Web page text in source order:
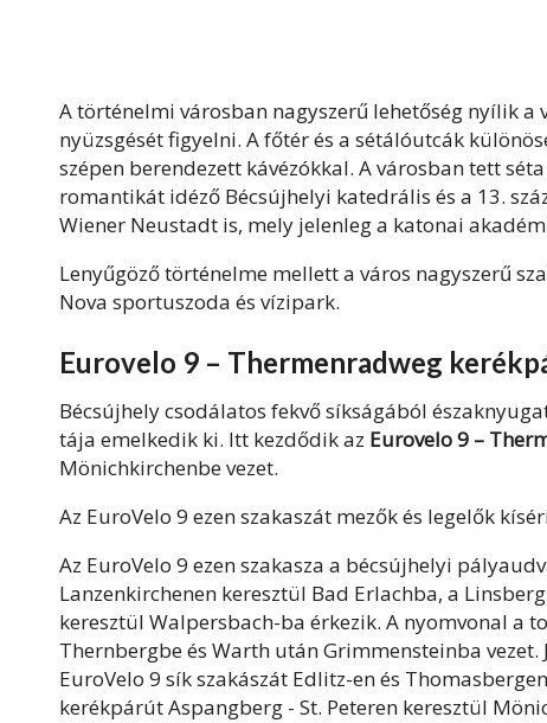
A történelmi városban nagyszerű lehetőség nyílik a
nyüzsgését figyelni. A főtér és a sétálóutcák
szépen berendezett kávézókkal. A városban tett
romantikát idéző Bécsújhelyi katedrális és a 13.
Wiener Neustadt is, mely jelenleg a katonai
Lenyűgöző történelme mellett a város nagyszerű
Nova sportuszoda és vízipark.
Eurovelo 9 – Thermenradweg
Bécsújhely csodálatos fekvő síkságából
tája emelkedik ki. Itt kezdődik az Eurovelo 9 –
Mönichkirchenbe vezet.
Az EuroVelo 9 ezen szakaszát mezők és legelők
Az EuroVelo 9 ezen szakasza a bécsújhelyi
Lanzenkirchenen keresztül Bad Erlachba, a
keresztül Walpersbach-ba érkezik. A nyomvonal a
Thernbergbe és Warth után Grimmensteinba
EuroVelo 9 sík szakászát Edlitz-en és
kerékpárút Aspangberg - St. Peteren keresztül